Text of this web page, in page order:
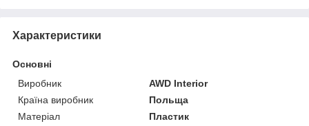
Характеристики
Основні
Виробник
AWD Interior
Країна виробник
Польща
Матеріал
Пластик